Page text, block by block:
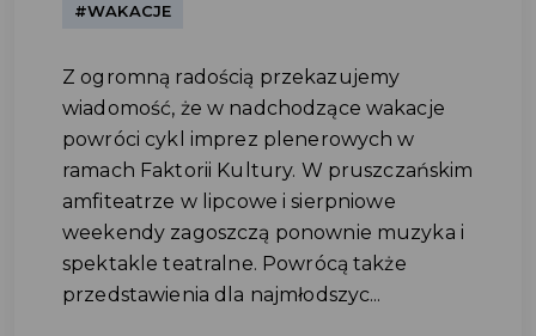
#WAKACJE
Z ogromną radością przekazujemy
wiadomość, że w nadchodzące wakacje
powróci cykl imprez plenerowych w
ramach Faktorii Kultury. W pruszczańskim
amfiteatrze w lipcowe i sierpniowe
weekendy zagoszczą ponownie muzyka i
spektakle teatralne. Powrócą także
przedstawienia dla najmłodszyc...